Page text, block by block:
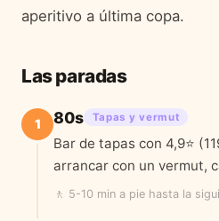
aperitivo a última copa.
Las paradas
1 80s Tapas y vermut
Bar de tapas con 4,9⭐
arrancar con un vermut,
🚶 5-10 min a pie hasta la